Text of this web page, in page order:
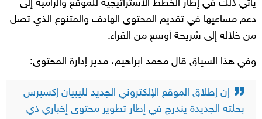
يأتي ذلك في إطار الخطط الاستراتيجية للموقع والرامية إلى
دعم مساعيها في تقديم المحتوى الهادف والمتنوع الذي تصل
من خلاله إلى شريحة أوسع من القراء.
وفي هذا السياق قال محمد ابراهيم، مدير إدارة المحتوى:
إن إطلاق الموقع الإلكتروني الجديد لليبيان إكسبرس
بحلته الجديدة يندرج في إطار تطوير محتوى إخباري ذي